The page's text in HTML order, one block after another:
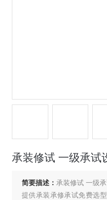
承装修试 一级承试
简要描述： 承装修试 一级
提供承装承修承试免费选